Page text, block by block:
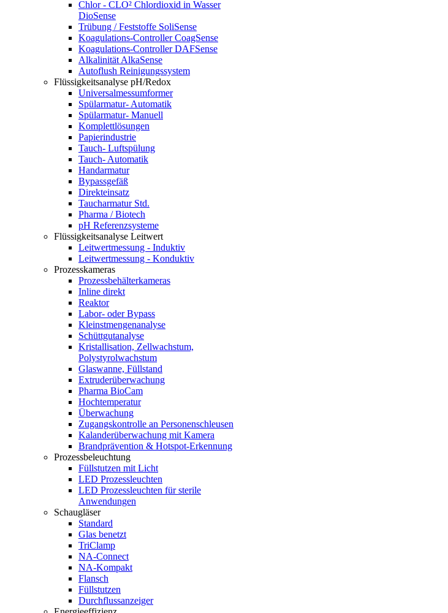
Chlor - CLO² Chlordioxid in Wasser
DioSense
Trübung / Feststoffe SoliSense
Koagulations-Controller CoagSense
Koagulations-Controller DAFSense
Alkalinität AlkaSense
Autoflush Reinigungssystem
Flüssigkeitsanalyse pH/Redox
Universalmessumformer
Spülarmatur- Automatik
Spülarmatur- Manuell
Komplettlösungen
Papierindustrie
Tauch- Luftspülung
Tauch- Automatik
Handarmatur
Bypassgefäß
Direkteinsatz
Taucharmatur Std.
Pharma / Biotech
pH Referenzsysteme
Flüssigkeitsanalyse Leitwert
Leitwertmessung - Induktiv
Leitwertmessung - Konduktiv
Prozesskameras
Prozessbehälterkameras
Inline direkt
Reaktor
Labor- oder Bypass
Kleinstmengenanalyse
Schüttgutanalyse
Kristallisation, Zellwachstum,
Polystyrolwachstum
Glaswanne, Füllstand
Extruderüberwachung
Pharma BioCam
Hochtemperatur
Überwachung
Zugangskontrolle an Personenschleusen
Kalanderüberwachung mit Kamera
Brandprävention & Hotspot-Erkennung
Prozessbeleuchtung
Füllstutzen mit Licht
LED Prozessleuchten
LED Prozessleuchten für sterile
Anwendungen
Schaugläser
Standard
Glas benetzt
TriClamp
NA-Connect
NA-Kompakt
Flansch
Füllstutzen
Durchflussanzeiger